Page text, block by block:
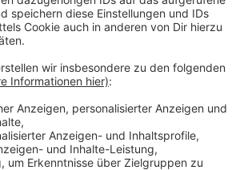
Geschäftsführer der Leoni Kerpen